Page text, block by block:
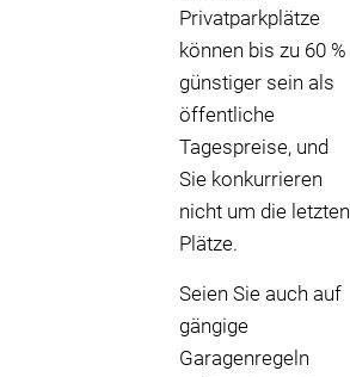
Privatparkplätze
können bis zu 60 %
günstiger sein als
öffentliche
Tagespreise, und
Sie konkurrieren
nicht um die letzten
Plätze.
Seien Sie auch auf
gängige
Garagenregeln